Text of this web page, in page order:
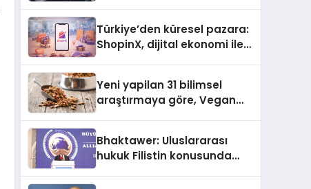
Türkiye’den küresel pazara:
ShopinX, dijital ekonomi ile
Yeni yapilan 31 bilimsel
araştırmaya göre, Vegan
Sindirildiğini Ortaya Koydu
Bhaktawer: Uluslararası
hukuk Filistin konusunda